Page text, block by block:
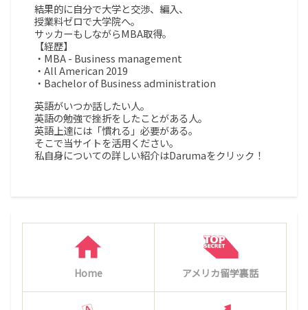
結果的に自分で大学と交渉、編入、
授業料ゼロで大学院へ。
サッカーもしながらMBA取得。
【経歴】
・MBA - Business management
・All American 2019
・Bachelor of Business administration
英語がいつか話したい人。
英語の勉強で挫折をしたことがある人。
英語上達には「慣れる」必要がある。
そこで当サイトを活用ください。
私自身についての詳しい紹介はDarumaをクリック！
Home アメリカ留学裏話